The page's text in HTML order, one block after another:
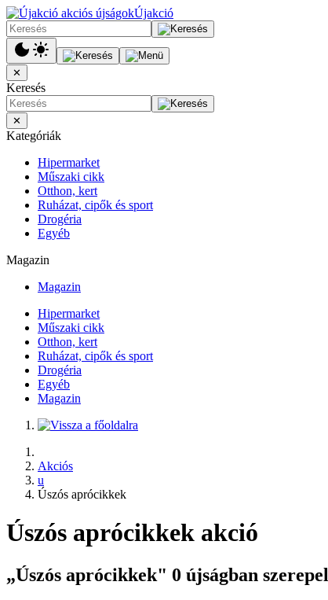
Újakció
✕
Keresés
✕
Kategóriák
Hipermarket
Műszaki cikk
Otthon, kert
Ruházat, cipők és sport
Drogéria
Egyéb
Magazin
Magazin
Hipermarket
Műszaki cikk
Otthon, kert
Ruházat, cipők és sport
Drogéria
Egyéb
Magazin
Akciós
u
Úszós aprócikkek
Úszós aprócikkek akció
„Úszós aprócikkek" 0 újságban szerepel